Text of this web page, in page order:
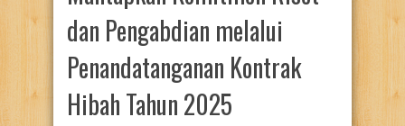
dan Pengabdian melalui
Penandatanganan Kontrak
Hibah Tahun 2025